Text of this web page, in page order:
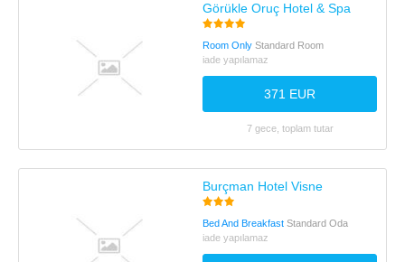
Görükle Oruç Hotel & Spa
Room Only Standard Room
iade yapılamaz
371 EUR
7 gece, toplam tutar
Burçman Hotel Visne
Bed And Breakfast Standard Oda
iade yapılamaz